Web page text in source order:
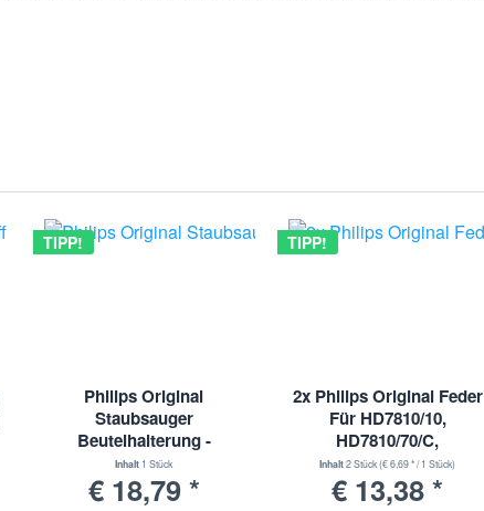
TIPP!
Philips Original
Staubsauger
Beutelhalterung -
300005429761
Inhalt 1 Stück
€ 18,79 *
TIPP!
2x Philips Original Feder
Für HD7810/10,
HD7810/70/C,
HD7810/60/C, HD7810/70 |
422224006812
Inhalt2 Stück(€ 6,69 * / 1 Stück)
€ 13,38 *